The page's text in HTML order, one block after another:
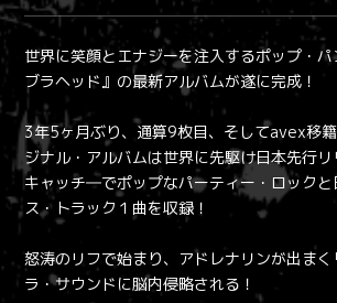
世界に笑顔とエナジーを注入するポップ・
ブラヘッド』の最新アルバムが遂に完成！
3年5ヶ月ぶり、通算9枚目、そしてavex移
ジナル・アルバムは世界に先駆け日本先行リ
キャッチ―でポップなパーティー・ロックと
ス・トラック１曲を収録！
怒涛のリフで始まり、アドレナリンが出ま
ラ・サウンドに脳内侵略される！